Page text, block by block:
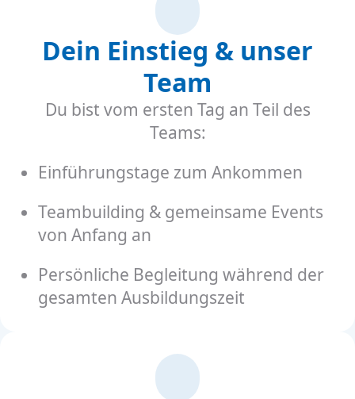
Dein Einstieg & unser
Team
Du bist vom ersten Tag an Teil des
Teams:
Einführungstage zum Ankommen
Teambuilding & gemeinsame Events
von Anfang an
Persönliche Begleitung während der
gesamten Ausbildungszeit